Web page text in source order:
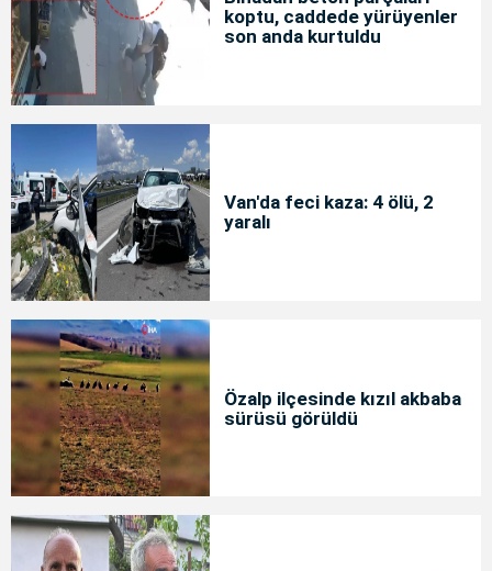
koptu, caddede yürüyenler
son anda kurtuldu
Van'da feci kaza: 4 ölü, 2
yaralı
Özalp ilçesinde kızıl akbaba
sürüsü görüldü